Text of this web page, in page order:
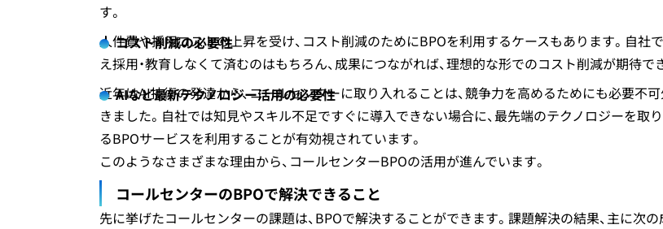
す。
コスト削減の必要性
人件費や採用コストの上昇を受け、コスト削減のためにBPOを利用するケースもあります。自社
え採用・教育しなくて済むのはもちろん、成果につながれば、理想的な形でのコスト削減が期待で
AIなど最新テクノロジー活用の必要性
近年はAI技術の発達から、コールセンターに取り入れることは、競争力を高めるためにも必要不
きました。自社では知見やスキル不足ですぐに導入できない場合に、最先端のテクノロジーを取
るBPOサービスを利用することが有効視されています。
このようなさまざまな理由から、コールセンターBPOの活用が進んでいます。
コールセンターのBPOで解決できること
先に挙げたコールセンターの課題は、BPOで解決することができます。課題解決の結果、主に次